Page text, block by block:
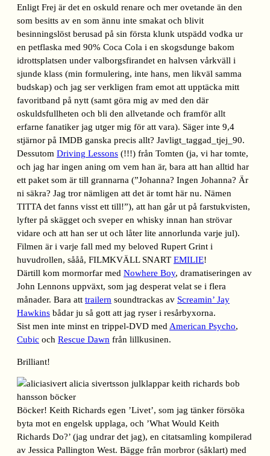
Enligt Frej är det en oskuld renare och mer ovetande än den
som besitts av en som ännu inte smakat och blivit
besinningslöst berusad på sin första klunk utspädd vodka ur
en petflaska med 90% Coca Cola i en skogsdunge bakom
idrottsplatsen under valborgsfirandet en halvsen vårkväll i
sjunde klass (min formulering, inte hans, men likväl samma
budskap) och jag ser verkligen fram emot att upptäcka mitt
favoritband på nytt (samt göra mig av med den där
oskuldsfullheten och bli den allvetande och framför allt
erfarne fanatiker jag utger mig för att vara). Säger inte 9,4
stjärnor på IMDB ganska precis allt? Javligt_taggad_tjej_90.
Dessutom Driving Lessons (!!!) från Tomten (ja, vi har tomte,
och jag har ingen aning om vem han är, bara att han alltid har
ett paket som är till grannarna (”Johanna? Ingen Johanna? Är
ni säkra? Jag tror nämligen att det är tomt här nu. Nämen
TITTA det fanns visst ett till!”), att han går ut på farstukvisten,
lyfter på skägget och sveper en whisky innan han strövar
vidare och att han ser ut och låter lite annorlunda varje jul).
Filmen är i varje fall med my beloved Rupert Grint i
huvudrollen, sååå, FILMKVÄLL SNART EMILIE!
Därtill kom mormorfar med Nowhere Boy, dramatiseringen av
John Lennons uppväxt, som jag desperat velat se i flera
månader. Bara att trailern soundtrackas av Screamin’ Jay
Hawkins bådar ju så gott att jag ryser i resårbyxorna.
Sist men inte minst en trippel-DVD med American Psycho,
Cubic och Rescue Dawn från lillkusinen.
Brilliant!
Böcker! Keith Richards egen ’Livet’, som jag tänker försöka
byta mot en engelsk upplaga, och ’What Would Keith
Richards Do?’ (jag undrar det jag), en citatsamling kompilerad
av Jessica Pallington West. Bägge från morbror (såklart) med